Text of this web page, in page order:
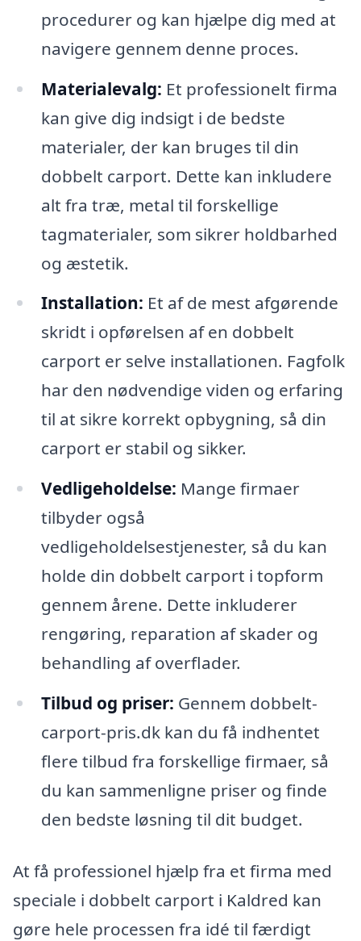
procedurer og kan hjælpe dig med at
navigere gennem denne proces.
Materialevalg: Et professionelt firma
kan give dig indsigt i de bedste
materialer, der kan bruges til din
dobbelt carport. Dette kan inkludere
alt fra træ, metal til forskellige
tagmaterialer, som sikrer holdbarhed
og æstetik.
Installation: Et af de mest afgørende
skridt i opførelsen af en dobbelt
carport er selve installationen. Fagfolk
har den nødvendige viden og erfaring
til at sikre korrekt opbygning, så din
carport er stabil og sikker.
Vedligeholdelse: Mange firmaer
tilbyder også
vedligeholdelsestjenester, så du kan
holde din dobbelt carport i topform
gennem årene. Dette inkluderer
rengøring, reparation af skader og
behandling af overflader.
Tilbud og priser: Gennem dobbelt-
carport-pris.dk kan du få indhentet
flere tilbud fra forskellige firmaer, så
du kan sammenligne priser og finde
den bedste løsning til dit budget.
At få professionel hjælp fra et firma med
speciale i dobbelt carport i Kaldred kan
gøre hele processen fra idé til færdigt